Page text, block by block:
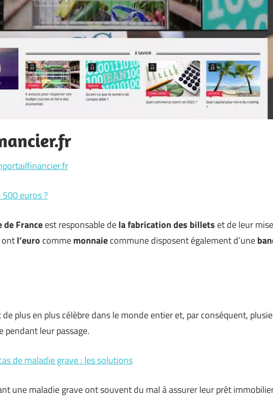
euros ?
de Franceest responsable dela fabrication des billets et de leur
ontl’euro commemonnaiecommune disposent également d’une
plus en plus célèbre dans le monde entier et, par conséquent,
pendant leur passage.
de maladie grave : les solutions
une maladie grave ont souvent du mal à assurer leur prêt